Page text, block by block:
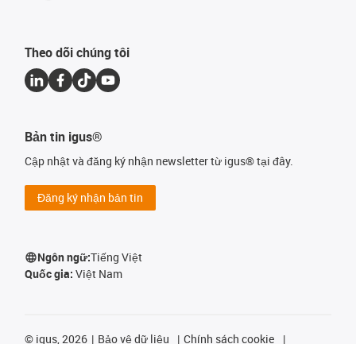
Theo dõi chúng tôi
Bản tin igus®
Cập nhật và đăng ký nhận newsletter từ igus® tại đây.
Đăng ký nhận bản tin
Ngôn ngữ:Tiếng Việt
Quốc gia: Việt Nam
© igus, 2026 Bảo vệ dữ liệu
Chính sách cookie